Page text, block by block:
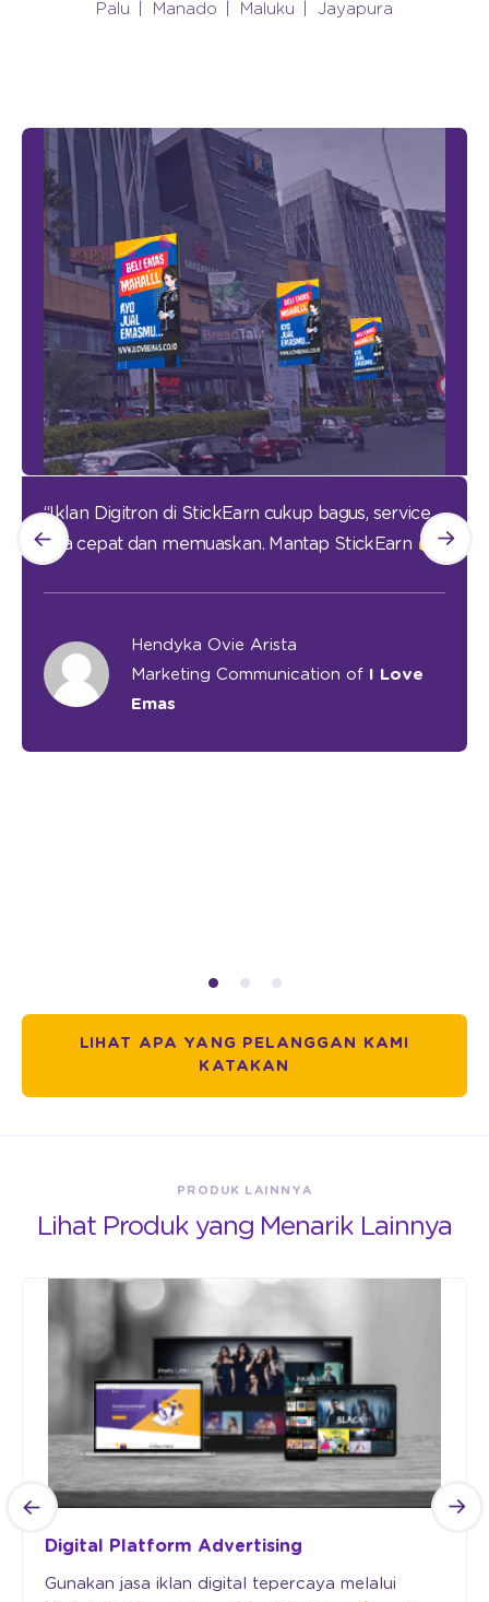
Palu Manado Maluku Jayapura
“Iklan Digitron di StickEarn cukup bagus, service
nya cepat dan memuaskan. Mantap StickEarn
”
Hendyka Ovie Arista
Marketing Communication of I Love
Emas
LIHAT APA YANG PELANGGAN KAMI
KATAKAN
PRODUK LAINNYA
Lihat Produk yang Menarik Lainnya
Digital Platform Advertising
Gunakan jasa iklan digital tepercaya melalui